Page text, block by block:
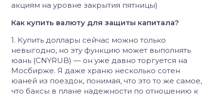
акциям на уровне закрытия пятницы)
Как купить валюту для защиты капитала?
1. Купить доллары сейчас можно только
невыгодно, но эту функцию может выполнять
юань (CNYRUB) — он уже давно торгуется на
Мосбирже. Я даже храню несколько сотен
юаней из поездок, понимая, что это то же самое,
что баксы в плане надежности по отношению к